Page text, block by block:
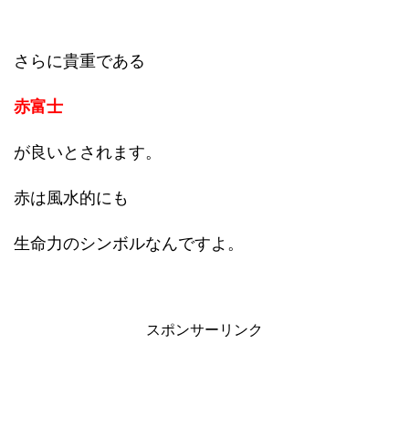
さらに貴重である
赤富士
が良いとされます。
赤は風水的にも
生命力のシンボルなんですよ。
スポンサーリンク